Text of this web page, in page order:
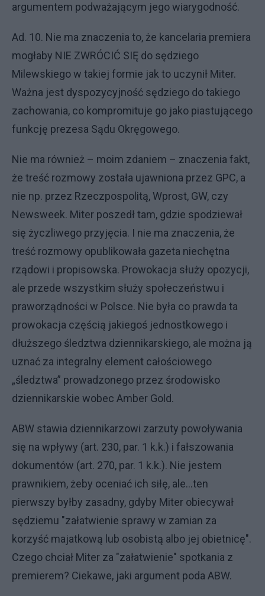
argumentem podważającym jego wiarygodność.
Ad. 10. Nie ma znaczenia to, że kancelaria premiera
mogłaby NIE ZWRÓCIĆ SIĘ do sędziego
Milewskiego w takiej formie jak to uczynił Miter.
Ważna jest dyspozycyjność sędziego do takiego
zachowania, co kompromituje go jako piastującego
funkcję prezesa Sądu Okręgowego.
Nie ma również – moim zdaniem – znaczenia fakt,
że treść rozmowy została ujawniona przez GPC, a
nie np. przez Rzeczpospolitą, Wprost, GW, czy
Newsweek. Miter poszedł tam, gdzie spodziewał
się życzliwego przyjęcia. I nie ma znaczenia, że
treść rozmowy opublikowała gazeta niechętna
rządowi i propisowska. Prowokacja służy opozycji,
ale przede wszystkim służy społeczeństwu i
praworządności w Polsce. Nie była co prawda ta
prowokacja częścią jakiegoś jednostkowego i
dłuższego śledztwa dziennikarskiego, ale można ją
uznać za integralny element całościowego
„śledztwa” prowadzonego przez środowisko
dziennikarskie wobec Amber Gold.
ABW stawia dziennikarzowi zarzuty powoływania
się na wpływy (art. 230, par. 1 k.k.) i fałszowania
dokumentów (art. 270, par. 1 k.k.). Nie jestem
prawnikiem, żeby oceniać ich siłę, ale...ten
pierwszy byłby zasadny, gdyby Miter obiecywał
sędziemu "załatwienie sprawy w zamian za
korzyść majatkową lub osobistą albo jej obietnicę".
Czego chciał Miter za "załatwienie" spotkania z
premierem? Ciekawe, jaki argument poda ABW.